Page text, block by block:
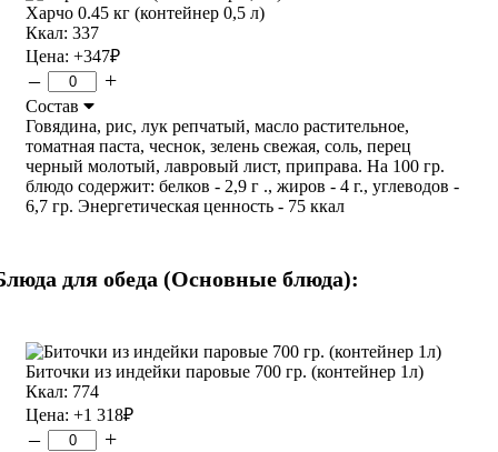
Харчо 0.45 кг (контейнер 0,5 л)
Ккал: 337
Цена: +347₽
– +
Состав
Говядина, рис, лук репчатый, масло растительное,
томатная паста, чеснок, зелень свежая, соль, перец
черный молотый, лавровый лист, приправа. На 100 гр.
блюдо содержит: белков - 2,9 г ., жиров - 4 г., углеводов -
6,7 гр. Энергетическая ценность - 75 ккал
для обеда (Основные блюда):
Биточки из индейки паровые 700 гр. (контейнер 1л)
Ккал: 774
Цена: +1 318₽
– +